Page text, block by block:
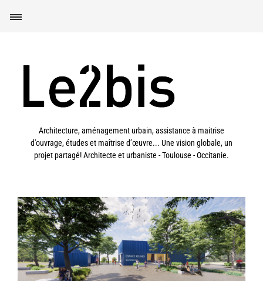
Architecture, aménagement urbain, assistance à maitrise
d'ouvrage, études et maîtrise d’œuvre... Une vision globale, un
projet partagé! Architecte et urbaniste - Toulouse - Occitanie.